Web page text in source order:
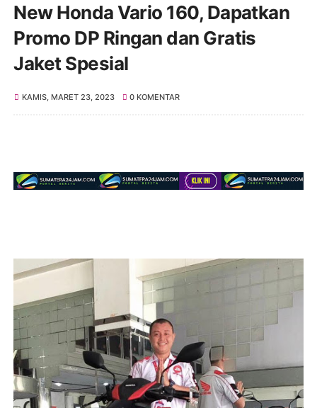
New Honda Vario 160, Dapatkan
Promo DP Ringan dan Gratis
Jaket Spesial
KAMIS, MARET 23, 2023 0 KOMENTAR